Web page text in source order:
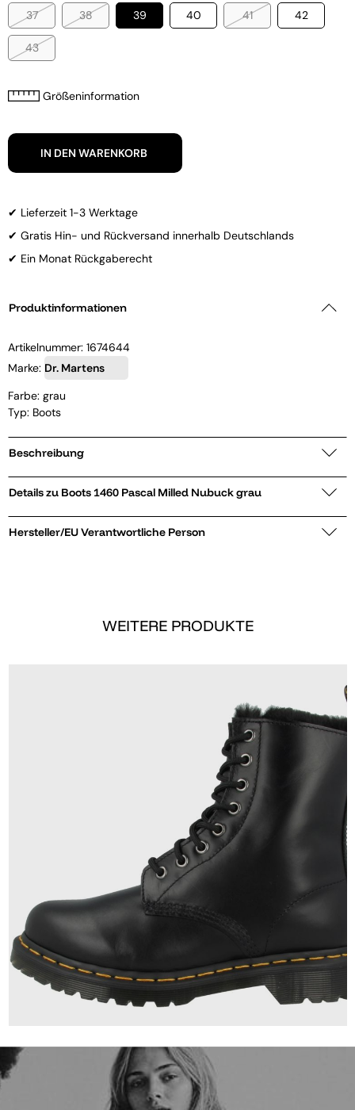
37 38 39 40 41 42
43
Größeninformation
IN DEN WARENKORB
✔ Lieferzeit 1-3 Werktage
✔ Gratis Hin- und Rückversand innerhalb Deutschlands
✔ Ein Monat Rückgaberecht
Produktinformationen
Artikelnummer: 1674644
Marke: Dr. Martens
Farbe: grau
Typ: Boots
Beschreibung
Details zu Boots 1460 Pascal Milled Nubuck grau
Hersteller/EU Verantwortliche Person
WEITERE PRODUKTE
210,00 €